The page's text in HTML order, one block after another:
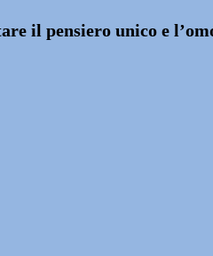
il pensiero unico e